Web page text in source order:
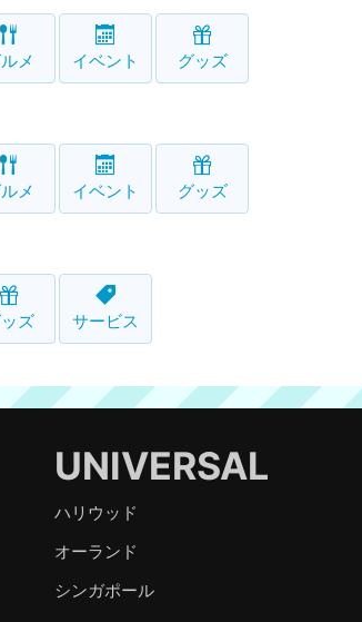
メ イベント グッズ
メ イベント グッズ
ズ サービス
UNIVERSAL
ハリウッド
オーランド
シンガポール